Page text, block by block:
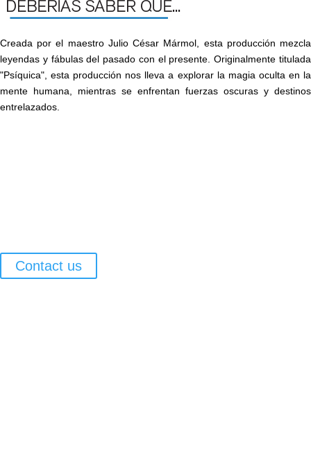
Creada por el maestro Julio César Mármol, esta producción mezcla
leyendas y fábulas del pasado con el presente. Originalmente titulada
"Psíquica", esta producción nos lleva a explorar la magia oculta en la
mente humana, mientras se enfrentan fuerzas oscuras y destinos
entrelazados.
Contact us